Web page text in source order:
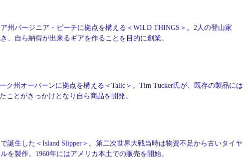
州バージニア・ビーチに拠点を構える＜WILD THINGS＞。2人の登山家
、自ら納得が出来るギアを作ることを目的に創業。
ク州オーバーンに拠点を構える＜Talic＞。Tim Tucker氏が、既存の製品には
ことがきっかけとなり自ら商品を開発。
誕生した＜Island Slipper＞。第二次世界大戦当時は物資不足から古いタイヤ
を製作。1960年にはアメリカ本土での販売を開始。